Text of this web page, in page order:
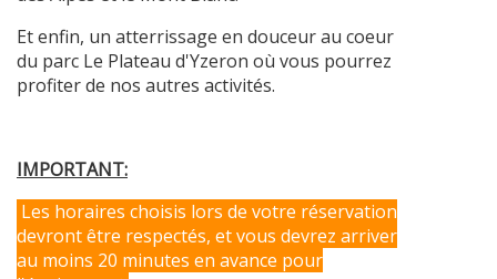
Et enfin, un atterrissage en douceur au coeur
du parc Le Plateau d'Yzeron où vous pourrez
profiter de nos autres activités.
IMPORTANT:
Les horaires choisis lors de votre réservation
devront être respectés, et vous devrez arriver
au moins 20 minutes en avance pour